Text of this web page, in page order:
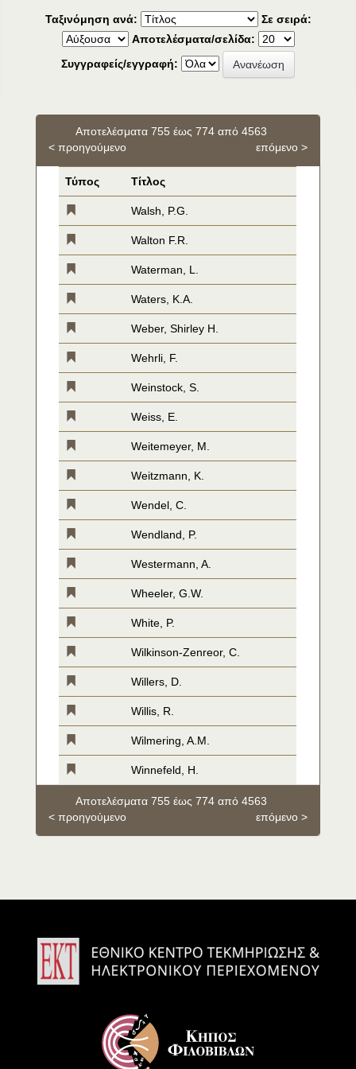
Ταξινόμηση ανά:
Σε σειρά:
Αποτελέσματα/σελίδα:
Συγγραφείς/εγγραφή:
Αποτελέσματα 755 έως 774 από 4563
< προηγούμενο
επόμενο >
Τύπος Τίτλος
Walsh, P.G.
Walton F.R.
Waterman, L.
Waters, K.A.
Weber, Shirley H.
Wehrli, F.
Weinstock, S.
Weiss, E.
Weitemeyer, M.
Weitzmann, K.
Wendel, C.
Wendland, P.
Westermann, A.
Wheeler, G.W.
White, P.
Wilkinson-Zenreor, C.
Willers, D.
Willis, R.
Wilmering, A.M.
Winnefeld, H.
Αποτελέσματα 755 έως 774 από 4563
< προηγούμενο
επόμενο >